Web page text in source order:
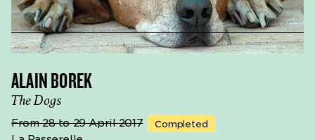
ALAIN BOREK
The Dogs
From 28 to 29 April 2017 Completed